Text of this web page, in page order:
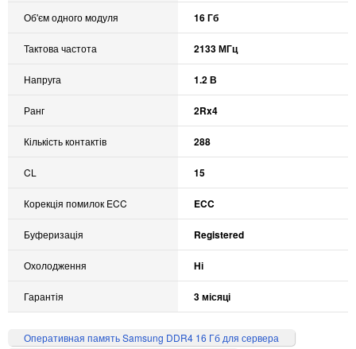
Об'єм одного модуля 16 Гб
Тактова частота 2133 МГц
Напруга 1.2 В
Ранг 2Rx4
Кількість контактів 288
CL 15
Корекція помилок ECC ECC
Буферизація Registered
Охолодження Ні
Гарантія 3 місяці
Оперативная память Samsung DDR4 16 Гб для сервера